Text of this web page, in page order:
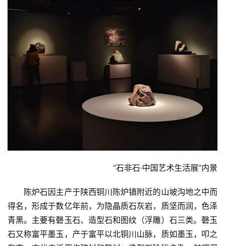
“石非石·中国艺术生活展”内景
陈炉石因主产于陕西铜川陈炉镇附近的山坡沟地之中而
得名，形成于数亿年前，为隐晶质石灰岩，质坚而润，色泽
青黑。主要有磬玉石、造型石和图纹（浮雕）石三类。磬玉
石又称富平墨玉，产于富平以北铜川山脉，质如墨玉，叩之